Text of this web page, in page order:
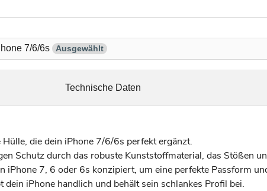
7/6/6s Ausgewählt
die dein iPhone 7/6/6s perfekt ergänzt.
Schutz durch das robuste Kunststoffmaterial, das Stößen
iPhone 7, 6 oder 6s konzipiert, um eine perfekte Passform
iPhone handlich und behält sein schlankes Profil bei.
Technische Daten